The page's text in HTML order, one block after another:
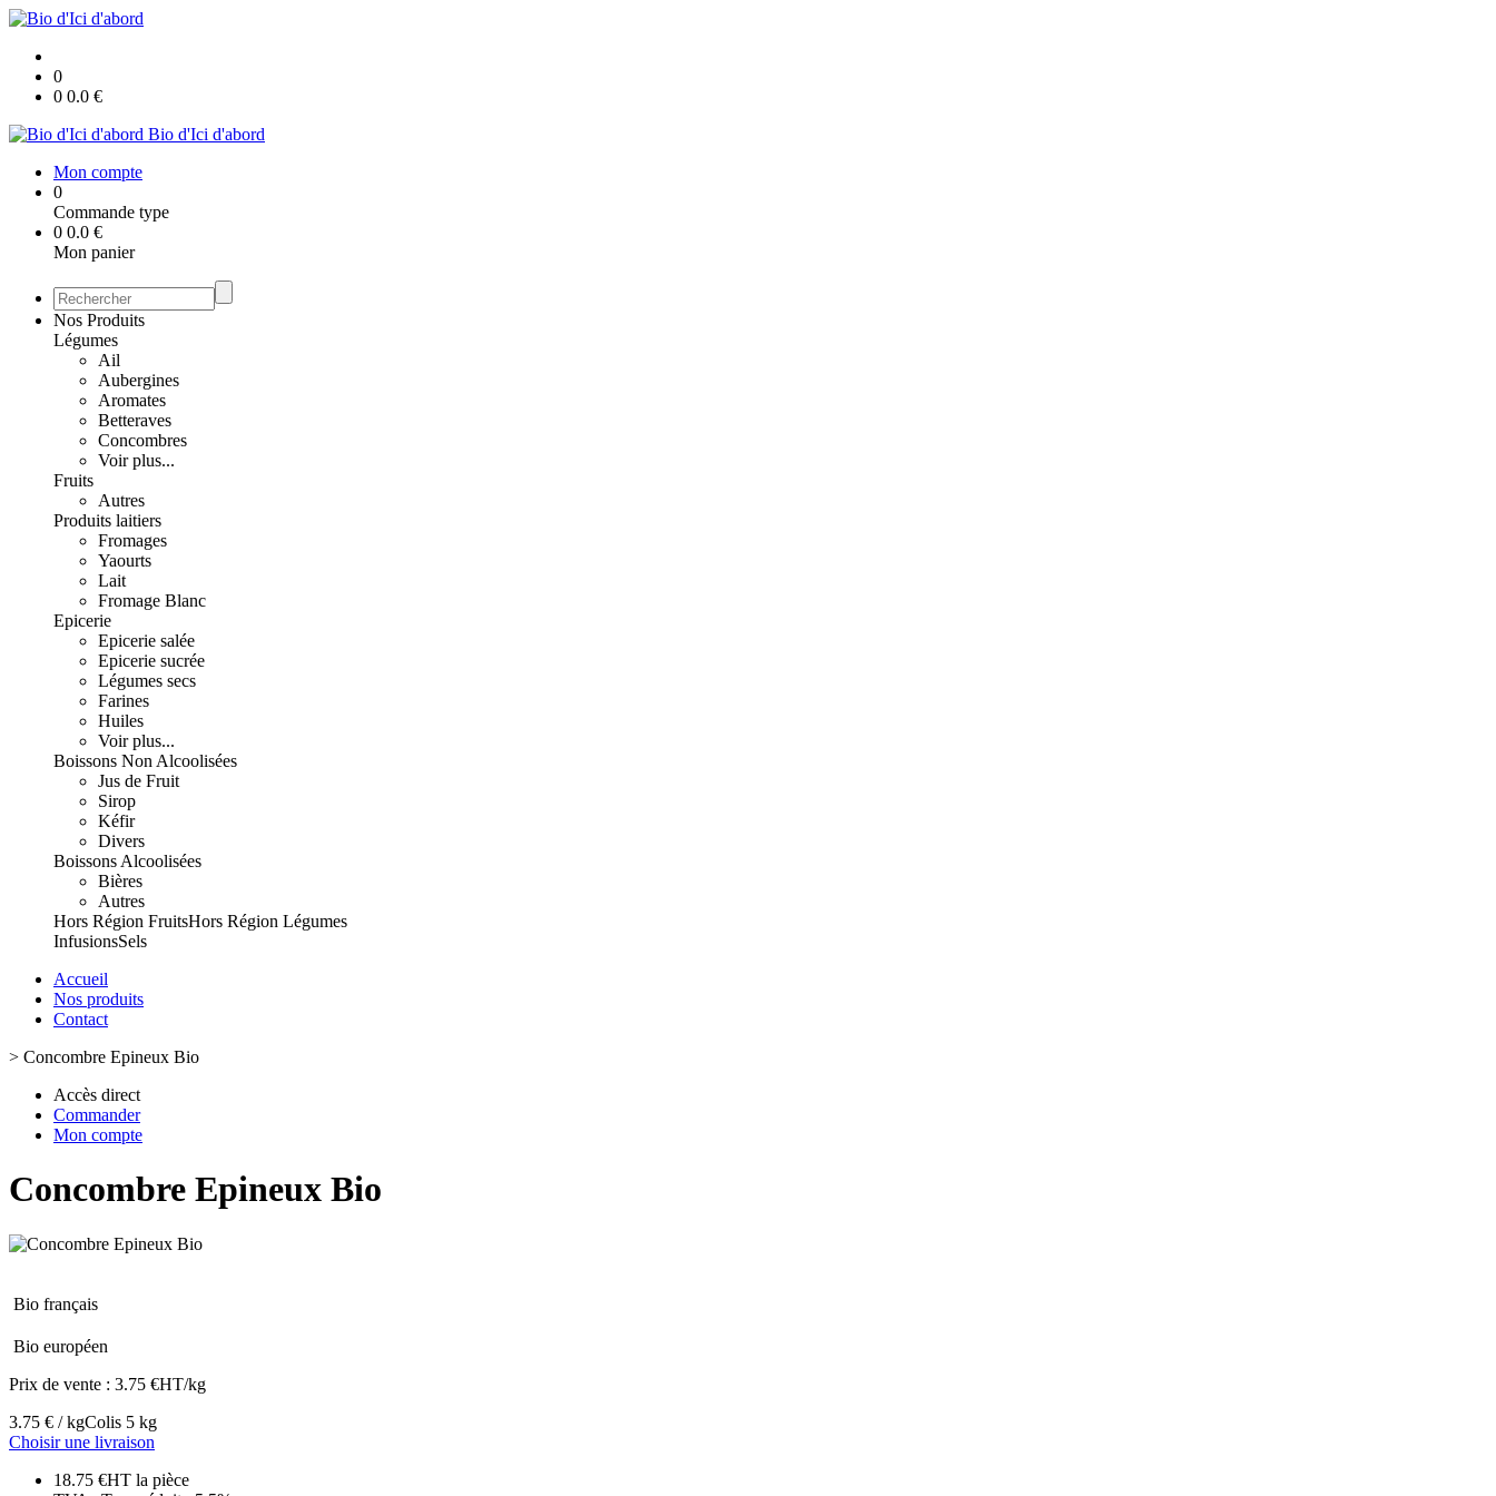
0
0 0.0 €
Bio d'Ici d'abord
Mon compte
0
Commande type
0 0.0 €
Mon panier
Nos Produits
Légumes
Ail
Aubergines
Aromates
Betteraves
Concombres
Voir plus...
Fruits
Autres
Produits laitiers
Fromages
Yaourts
Lait
Fromage Blanc
Epicerie
Epicerie salée
Epicerie sucrée
Légumes secs
Farines
Huiles
Voir plus...
Boissons Non Alcoolisées
Jus de Fruit
Sirop
Kéfir
Divers
Boissons Alcoolisées
Bières
Autres
Hors Région FruitsHors Région Légumes
InfusionsSels
Accueil
Nos produits
Contact
> Concombre Epineux Bio
Accès direct
Commander
Mon compte
Concombre Epineux Bio
Bio français
Bio européen
Prix de vente : 3.75 €HT/kg
3.75 € / kgColis 5 kg
Choisir une livraison
18.75 €HT la pièce